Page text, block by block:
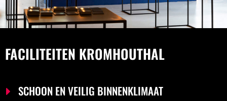
FACILITEITEN KROMHOUTHAL
SCHOON EN VEILIG BINNENKLIMAAT